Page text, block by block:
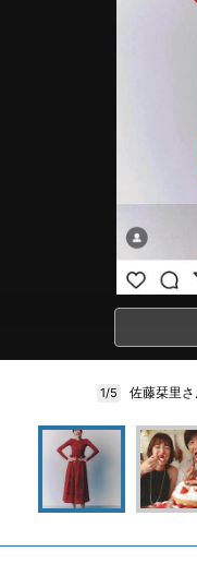
1/5 佐藤栞里